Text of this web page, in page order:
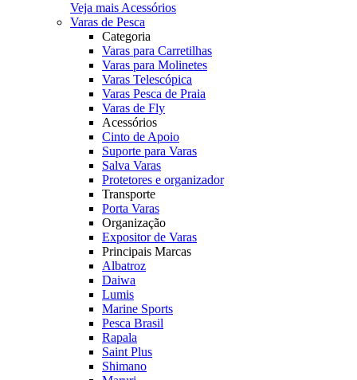
Veja mais Acessórios
Varas de Pesca
Categoria
Varas para Carretilhas
Varas para Molinetes
Varas Telescópica
Varas Pesca de Praia
Varas de Fly
Acessórios
Cinto de Apoio
Suporte para Varas
Salva Varas
Protetores e organizador
Transporte
Porta Varas
Organização
Expositor de Varas
Principais Marcas
Albatroz
Daiwa
Lumis
Marine Sports
Pesca Brasil
Rapala
Saint Plus
Shimano